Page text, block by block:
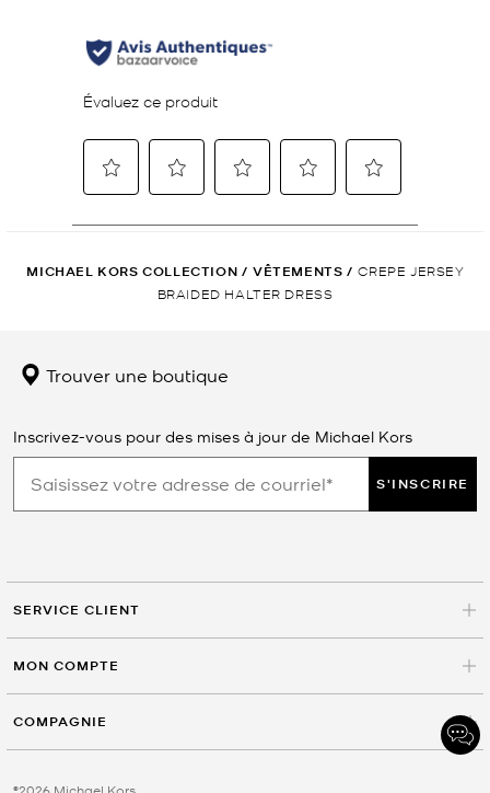
MICHAEL KORS COLLECTION / VÊTEMENTS / CREPE JERSEY
BRAIDED HALTER DRESS
Trouver une boutique
Inscrivez-vous pour des mises à jour de Michael Kors
S'INSCRIRE
SERVICE CLIENT
MON COMPTE
COMPAGNIE
©2026 Michael Kors